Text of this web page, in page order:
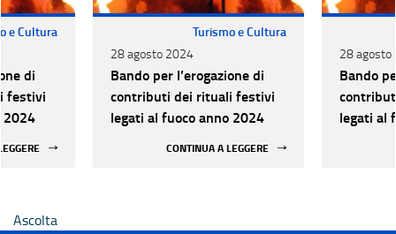
e Cultura
di
festivi
2024
Turismo e Cultura
28 agosto 2024
Bando per l’erogazione di
contributi dei rituali festivi
legati al fuoco anno 2024
CONTINUA A LEGGERE
28 agosto
Bando
legati al
Ascolta